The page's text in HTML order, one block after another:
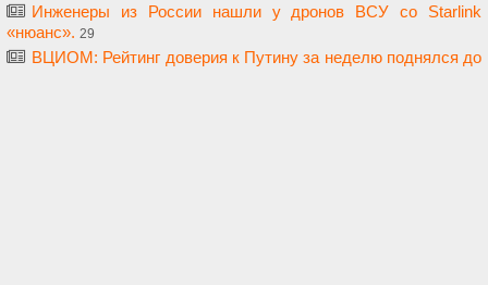
Инженеры из России нашли у дронов ВСУ со Starlink
«нюанс». 29
ВЦИОМ: Рейтинг доверия к Путину за неделю поднялся до